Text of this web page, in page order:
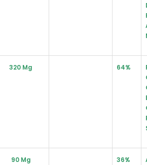
320 Mg 64%
90 Mg 36%